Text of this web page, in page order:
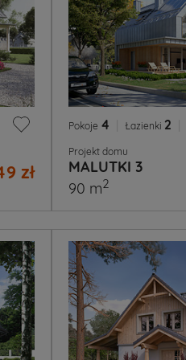
zł
Pokoje 4 Łazienki 2
Projekt domu
MALUTKI 3
90 m2